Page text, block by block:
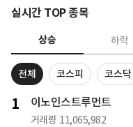
실시간 TOP 종목
상승 하락
전체 코스피 코스닥
1 이노인스트루먼트
거래량 11,065,982